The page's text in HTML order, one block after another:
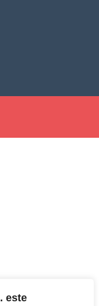
este